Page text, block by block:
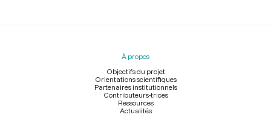
Menu
À propos
Objectifs du projet
Orientations scientifiques
Partenaires institutionnels
Contributeurs-trices
Ressources
Actualités